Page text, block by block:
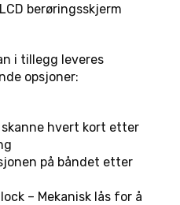
berøringsskjerm
i tillegg leveres
opsjoner:
hvert kort etter
på båndet etter
– Mekanisk lås for å